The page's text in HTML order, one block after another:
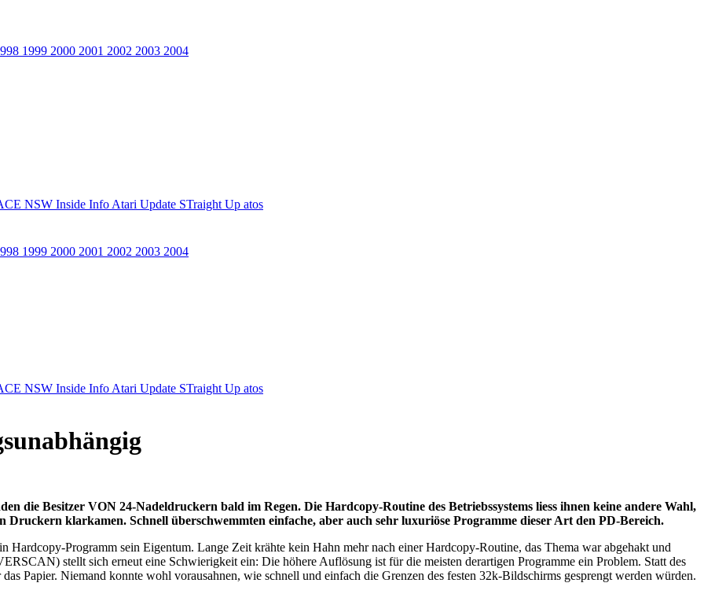
1999 2000 2001 2002 2003 2004
NSW Inside Info Atari Update STraight Up atos
1999 2000 2001 2002 2003 2004
NSW Inside Info Atari Update STraight Up atos
die Besitzer VON 24-Nadeldruckern bald im Regen. Die Hardcopy-Routine des Betriebssystems liess ihnen keine andere Wahl,
Druckern klarkamen. Schnell überschwemmten einfache, aber auch sehr luxuriöse Programme dieser Art den PD-Bereich.
Hardcopy-Programm sein Eigentum. Lange Zeit krähte kein Hahn mehr nach einer Hardcopy-Routine, das Thema war abgehakt und
stellt sich erneut eine Schwierigkeit ein: Die höhere Auflösung ist für die meisten derartigen Programme ein Problem. Statt des
Papier. Niemand konnte wohl vorausahnen, wie schnell und einfach die Grenzen des festen 32k-Bildschirms gesprengt werden würden.